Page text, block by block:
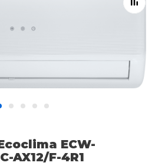
ECW-
AX12/F-4R1